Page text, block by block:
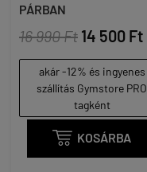
PÁRBAN
16 990 Ft 14 500 Ft
akár -12% és ingyenes
szállítás Gymstore PRO
tagként
 KOSÁRBA